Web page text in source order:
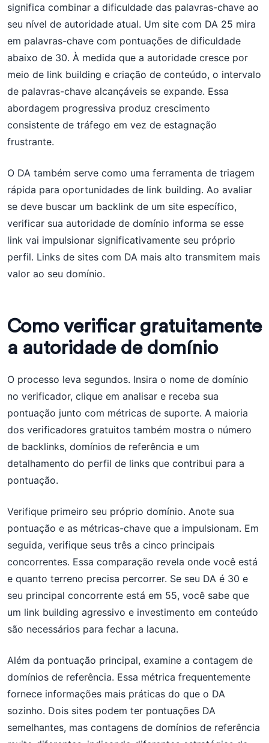
significa combinar a dificuldade das palavras-chave ao
seu nível de autoridade atual. Um site com DA 25 mira
em palavras-chave com pontuações de dificuldade
abaixo de 30. À medida que a autoridade cresce por
meio de link building e criação de conteúdo, o intervalo
de palavras-chave alcançáveis se expande. Essa
abordagem progressiva produz crescimento
consistente de tráfego em vez de estagnação
frustrante.
O DA também serve como uma ferramenta de triagem
rápida para oportunidades de link building. Ao avaliar
se deve buscar um backlink de um site específico,
verificar sua autoridade de domínio informa se esse
link vai impulsionar significativamente seu próprio
perfil. Links de sites com DA mais alto transmitem mais
valor ao seu domínio.
Como verificar gratuitamente
a autoridade de domínio
O processo leva segundos. Insira o nome de domínio
no verificador, clique em analisar e receba sua
pontuação junto com métricas de suporte. A maioria
dos verificadores gratuitos também mostra o número
de backlinks, domínios de referência e um
detalhamento do perfil de links que contribui para a
pontuação.
Verifique primeiro seu próprio domínio. Anote sua
pontuação e as métricas-chave que a impulsionam. Em
seguida, verifique seus três a cinco principais
concorrentes. Essa comparação revela onde você está
e quanto terreno precisa percorrer. Se seu DA é 30 e
seu principal concorrente está em 55, você sabe que
um link building agressivo e investimento em conteúdo
são necessários para fechar a lacuna.
Além da pontuação principal, examine a contagem de
domínios de referência. Essa métrica frequentemente
fornece informações mais práticas do que o DA
sozinho. Dois sites podem ter pontuações DA
semelhantes, mas contagens de domínios de referência